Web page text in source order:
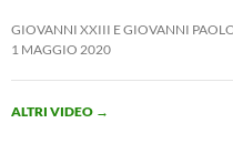
GIOVANNI XXIII E GIOVANNI
1 MAGGIO 2020
ALTRI VIDEO →